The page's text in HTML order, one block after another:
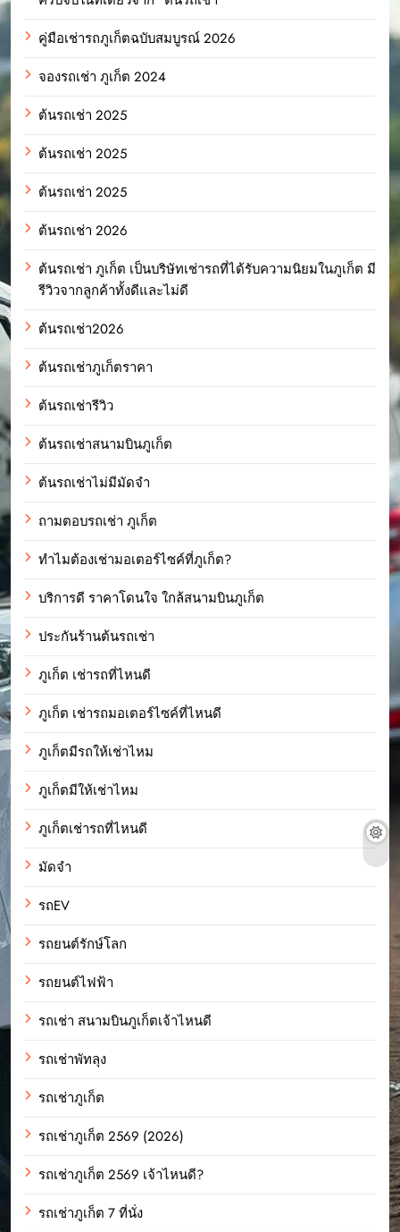
คู่มือเช่ารถภูเก็ตฉบับสมบูรณ์ 2026
จองรถเช่า ภูเก็ต 2024
ต้นรถเช่า 2025
ต้นรถเช่า 2025
ต้นรถเช่า 2025
ต้นรถเช่า 2026
ต้นรถเช่า ภูเก็ต เป็นบริษัทเช่ารถที่ได้รับความนิยมในภูเก็ต มี
รีวิวจากลูกค้าทั้งดีและไม่ดี
ต้นรถเช่า2026
ต้นรถเช่าภูเก็ตราคา
ต้นรถเช่ารีวิว
ต้นรถเช่าสนามบินภูเก็ต
ต้นรถเช่าไม่มีมัดจำ
ถามตอบรถเช่า ภูเก็ต
ทำไมต้องเช่ามอเตอร์ไซค์ที่ภูเก็ต?
บริการดี ราคาโดนใจ ใกล้สนามบินภูเก็ต
ประกันร้านต้นรถเช่า
ภูเก็ต เช่ารถที่ไหนดี
ภูเก็ต เช่ารถมอเตอร์ไซค์ที่ไหนดี
ภูเก็ตมีรถให้เช่าไหม
ภูเก็ตมีให้เช่าไหม
ภูเก็ตเช่ารถที่ไหนดี
มัดจำ
รถEV
รถยนต์รักษ์โลก
รถยนต์ไฟฟ้า
รถเช่า สนามบินภูเก็ตเจ้าไหนดี
รถเช่าพัทลุง
รถเช่าภูเก็ต
รถเช่าภูเก็ต 2569 (2026)
รถเช่าภูเก็ต 2569 เจ้าไหนดี?
รถเช่าภูเก็ต 7 ที่นั่ง